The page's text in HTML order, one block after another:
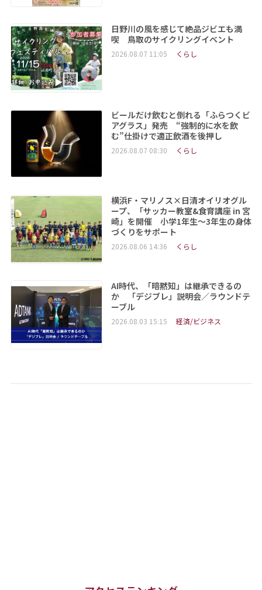
日野川の風を感じて絶品ジビエも満
喫 鳥取のサイクリングイベント
2026.08.07 11:05 くらし
ビールだけ飲むと倒れる「ふらつくビ
アグラス」発売 “強制的に水を飲
む”仕掛けで適正飲酒を後押し
2026.08.07 08:30 くらし
横浜F・マリノス×日清オイリオグル
ープ、「サッカー教室&食育講座 in 宮
崎」を開催 小学1年生～3年生の身体
づくりをサポート
2026.08.06 14:36 くらし
AI時代、「暗黙知」は継承できるの
か 「デジブレ」説明会／ラウンドテ
ーブル
2026.08.03 15:15 経済/ビジネス